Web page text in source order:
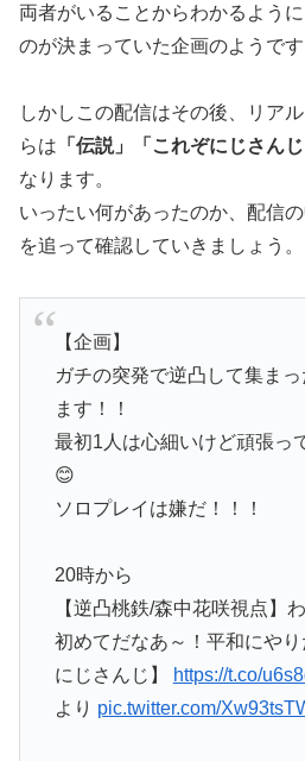
両者がいることからわかるよう
のが決まっていた企画のようです
しかしこの配信はその後、リア
らは 「伝説」「これぞにじさんじ
なります。
いったい何があったのか、配信
を追って確認していきましょう。
【企画】
ガチの突発で逆凸して集ま
ます！！
最初1人は心細いけど頑張っ
😊
ソロプレイは嫌だ！！！
20時から
【逆凸桃鉄/森中花咲視点】
初めてだなあ～！平和にや
にじさんじ】
https://t.co/
より pic.twitter.com/